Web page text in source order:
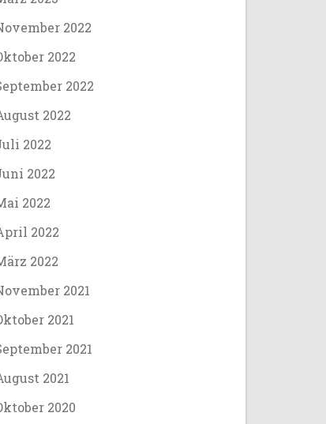
2022
2022
2022
2022
2022
2022
2022
2022
2022
2021
2021
2021
2021
2020